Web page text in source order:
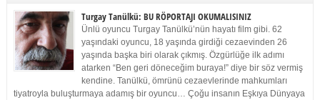
Turgay Tanülkü: BU RÖPORTAJI OKUMALISINIZ
Ünlü oyuncu Turgay Tanülkü’nün hayatı film gibi. 62
yaşındaki oyuncu, 18 yaşında girdiği cezaevinden 26
yaşında başka biri olarak çıkmış. Özgürlüğe ilk adımı
atarken “Ben geri döneceğim buraya!” diye bir söz vermiş
kendine. Tanülkü, ömrünü cezaevlerinde mahkumları
tiyatroyla buluşturmaya adamış bir oyuncu… Çoğu insanın Eşkıya Dünyaya